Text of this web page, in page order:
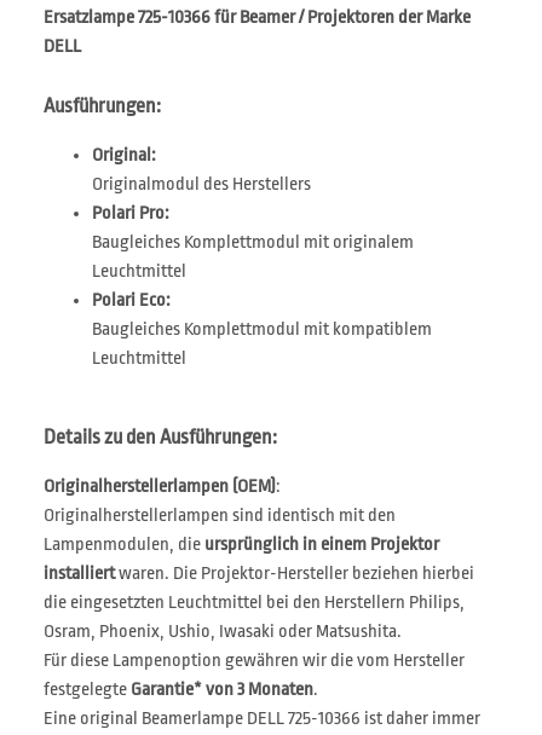
Ersatzlampe 725-10366 für Beamer / Projektoren der Marke
DELL
Ausführungen:
Original:
Originalmodul des Herstellers
Polari Pro:
Baugleiches Komplettmodul mit originalem
Leuchtmittel
Polari Eco:
Baugleiches Komplettmodul mit kompatiblem
Leuchtmittel
Details zu den Ausführungen:
Originalherstellerlampen (OEM):
Originalherstellerlampen sind identisch mit den
Lampenmodulen, die ursprünglich in einem Projektor
installiertwaren. Die Projektor-Hersteller beziehen hierbei
die eingesetzten Leuchtmittel bei den Herstellern Philips,
Osram, Phoenix, Ushio, Iwasaki oder Matsushita.
Für diese Lampenoption gewähren wir die vom Hersteller
festgelegte Garantie* von 3 Monaten.
Eine original Beamerlampe DELL 725-10366 ist daher immer